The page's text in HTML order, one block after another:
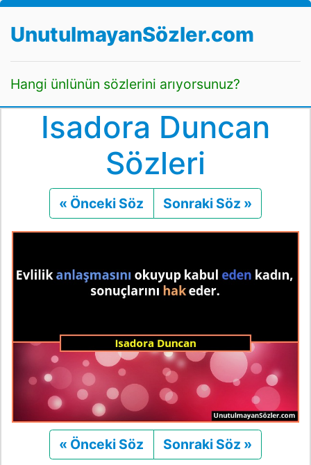
UnutulmayanSözler.com
Hangi ünlünün sözlerini arıyorsunuz?
Isadora Duncan
Sözleri
« Önceki Söz Önceki
Sonraki Söz »
« Önceki Söz Önceki
Sonraki Söz »